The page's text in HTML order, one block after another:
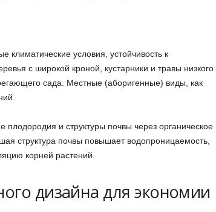
климатические условия, устойчивость к
с широкой кроной, кустарники и травы низкого
сада. Местные (аборигенные) виды, как
и структуры почвы через органическое
структура почвы повышает водопроницаемость,
корней растений.
дизайна для экономии